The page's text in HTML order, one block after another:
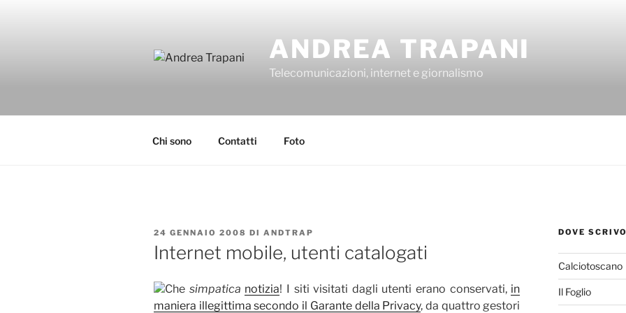
ANDREA TRAPANI
Telecomunicazioni, internet e giornalismo
Chi sono Contatti Foto
PUBBLICATO
IL
24 GENNAIO 2008 DI ANDTRAP
Internet mobile, utenti catalogati
Che simpatica notizia! I siti visitati dagli utenti erano conservati, in
maniera illegittima secondo il Garante della Privacy, da quattro gestori
DOVE
Calciotoscano
Il Foglio